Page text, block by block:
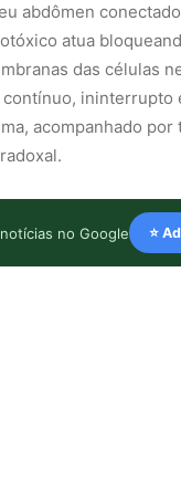
abdômen
atua
das células
acompanhado
no Google ⭐